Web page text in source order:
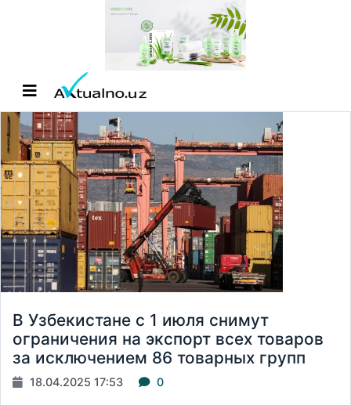
В Узбекистане с 1 июля снимут
ограничения на экспорт всех товаров
за исключением 86 товарных групп
18.04.2025 17:53 0